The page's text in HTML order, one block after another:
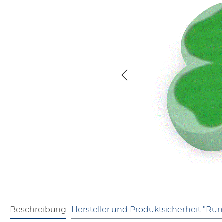
Beschreibung Hersteller und Produktsicherheit